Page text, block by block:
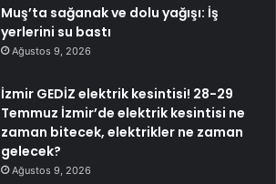
Muş’ta sağanak ve dolu yağışı: İş
yerlerini su bastı
Ağustos 9, 2026
İzmir GEDİZ elektrik kesintisi! 28-29
Temmuz İzmir’de elektrik kesintisi ne
zaman bitecek, elektrikler ne zaman
gelecek?
Ağustos 9, 2026